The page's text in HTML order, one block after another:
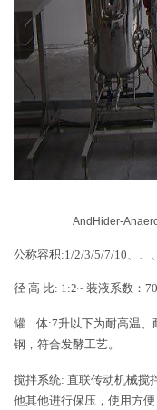
AndHider-
公称容积:1/2/3/5/7/10、、
径 高 比: 1:2~ 装液系数：
罐 体:7升以下为耐高温、
钢，符合发酵工艺。
搅拌系统: 直联传动机械搅
他其他进行保压，使用方便